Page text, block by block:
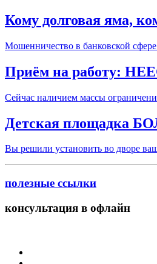
Кому долговая яма,
Мошенничество в банковской
Приём на работу:
Сейчас наличием массы
Детская площадка
Вы решили установить во дворе
полезные ссылки
консультация в офлайн